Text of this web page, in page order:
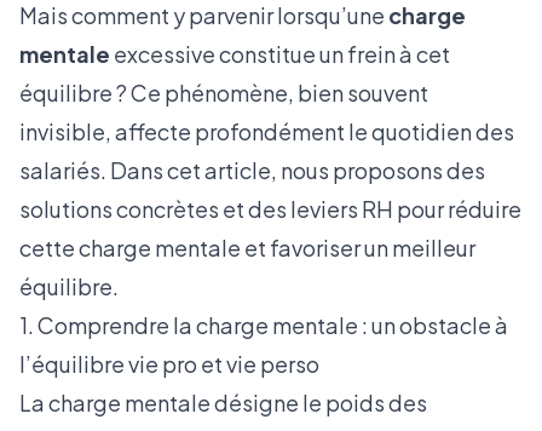
Mais comment y parvenir lorsqu’une charge
mentale excessive constitue un frein à cet
équilibre ? Ce phénomène, bien souvent
invisible, affecte profondément le quotidien des
salariés. Dans cet article, nous proposons des
solutions concrètes et des leviers RH pour réduire
cette charge mentale et favoriser un meilleur
équilibre.
1. Comprendre la charge mentale : un obstacle à
l’équilibre vie pro et vie perso
La charge mentale désigne le poids des